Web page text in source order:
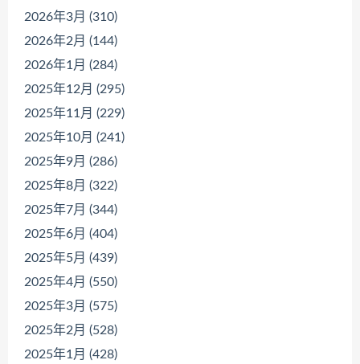
2026年3月 (310)
2026年2月 (144)
2026年1月 (284)
2025年12月 (295)
2025年11月 (229)
2025年10月 (241)
2025年9月 (286)
2025年8月 (322)
2025年7月 (344)
2025年6月 (404)
2025年5月 (439)
2025年4月 (550)
2025年3月 (575)
2025年2月 (528)
2025年1月 (428)